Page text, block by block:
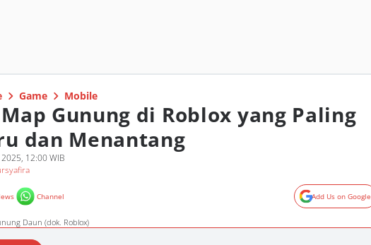
Game Mobile
Gunung di Roblox yang Paling
dan Menantang
12:00 WIB
Channel Add Us on Google
Daun (dok. Roblox)